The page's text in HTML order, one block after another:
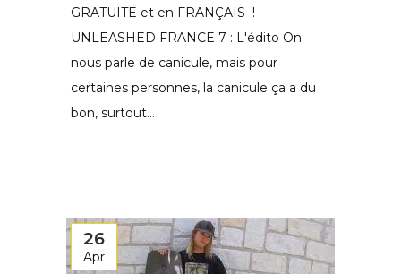
GRATUITE et en FRANÇAIS !
UNLEASHED FRANCE 7 : L'édito On
nous parle de canicule, mais pour
certaines personnes, la canicule ça a du
bon, surtout...
26
Apr